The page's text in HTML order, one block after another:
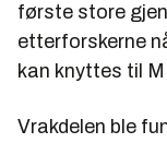
første store
etterforskerne
kan knyttes til
Vrakdelen ble